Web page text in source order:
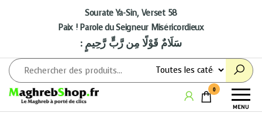
Sourate Ya-Sin, Verset 58
Paix ! Parole du Seigneur Miséricordieux
: سَلَامٌ قَوْلًا مِن رَّبٍّ رَّحِيمٍ
Maghrebshop
à porter
MENU
0